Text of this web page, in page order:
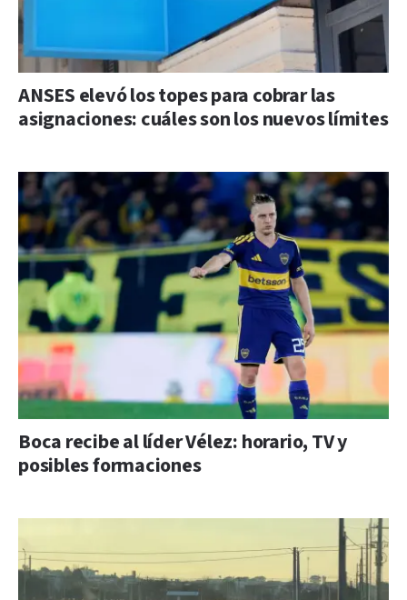
ANSES elevó los topes para cobrar las
asignaciones: cuáles son los nuevos límites
Boca recibe al líder Vélez: horario, TV y
posibles formaciones